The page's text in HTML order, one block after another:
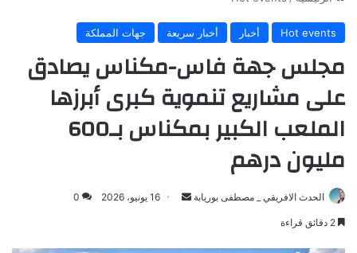
Hot events أخبار أخبار سريعة جهات المملكة
مجلس جهة فاس-مكناس يصادق
على مشاريع تنموية كبرى أبرزها
الملعب الكبير بمكناس بـ600
مليون درهم
الحدث الافريقي _ مصطفى بوريابة
Send16 يونيو، 2026 0